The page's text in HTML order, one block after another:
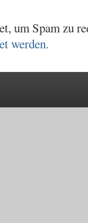
um Spam zu
werden.